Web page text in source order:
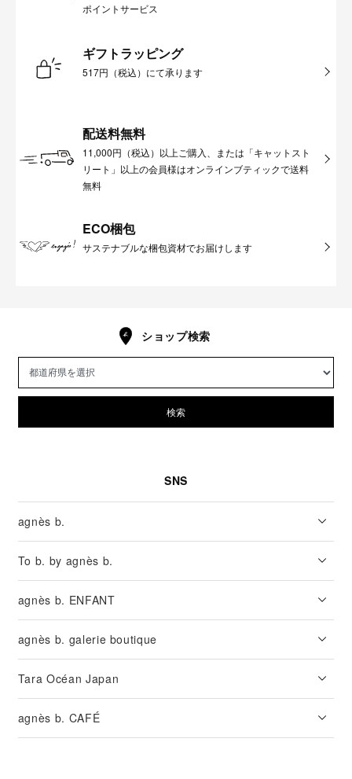
ポイントサービス
ギフトラッピング
517円（税込）にて承ります
配送料無料
11,000円（税込）以上ご購入、または「キャットスト
リート」以上の会員様はオンラインブティックで送料
無料
ECO梱包
サステナブルな梱包資材でお届けします
ショップ検索
検索
SNS
agnès b.
To b. by agnès b.
agnès b. ENFANT
agnès b. galerie boutique
Tara Océan Japan
agnès b. CAFÉ